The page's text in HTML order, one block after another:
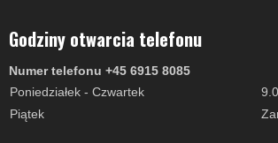
Godziny otwarcia telefonu
Numer telefonu +45 6915 8085
Poniedziałek - Czwartek
Piątek